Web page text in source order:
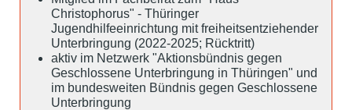
Christophorus" - Thüringer
Jugendhilfeeinrichtung mit freiheitsentziehender
Unterbringung (2022-2025; Rücktritt)
aktiv im Netzwerk "Aktionsbündnis gegen
Geschlossene Unterbringung in Thüringen" und
im bundesweiten Bündnis gegen Geschlossene
Unterbringung